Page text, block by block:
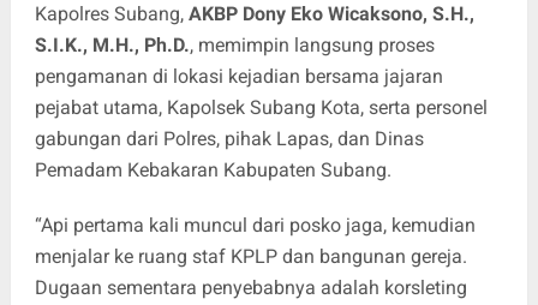
Kapolres Subang, AKBP Dony Eko Wicaksono, S.H.,
S.I.K., M.H., Ph.D., memimpin langsung proses
pengamanan di lokasi kejadian bersama jajaran
pejabat utama, Kapolsek Subang Kota, serta personel
gabungan dari Polres, pihak Lapas, dan Dinas
Pemadam Kebakaran Kabupaten Subang.
“Api pertama kali muncul dari posko jaga, kemudian
menjalar ke ruang staf KPLP dan bangunan gereja.
Dugaan sementara penyebabnya adalah korsleting